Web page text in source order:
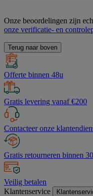
Onze beoordelingen zijn
onze verificatie- en
Terug naar boven
Offerte binnen 48u
Gratis levering vanaf €200
Contacteer onze
Gratis retourneren binnen
Veilig betalen
Klantenservice